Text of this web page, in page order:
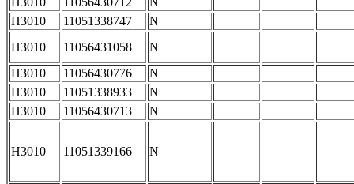
H3010
11051338747
N
H3010
11056431058
N
H3010
11056430776
N
H3010
11051338933
N
H3010
11056430713 N
H3010 11051339166 N